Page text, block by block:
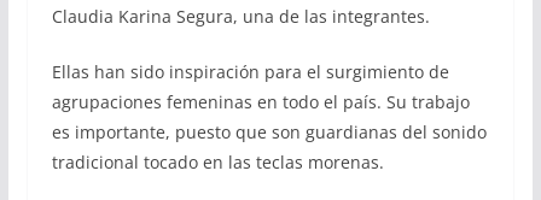
Claudia Karina Segura, una de las integrantes.
Ellas han sido inspiración para el surgimiento de
agrupaciones femeninas en todo el país. Su trabajo
es importante, puesto que son guardianas del sonido
tradicional tocado en las teclas morenas.